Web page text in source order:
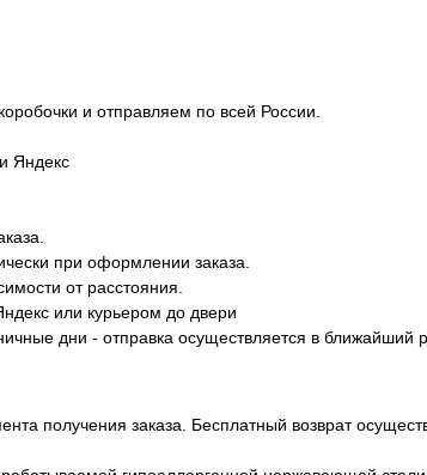
и отправляем по всей России.
Яндекс
при оформлении заказа.
от расстояния.
или курьером до двери
дни - отправка осуществляется в ближайший
получения заказа. Бесплатный возврат